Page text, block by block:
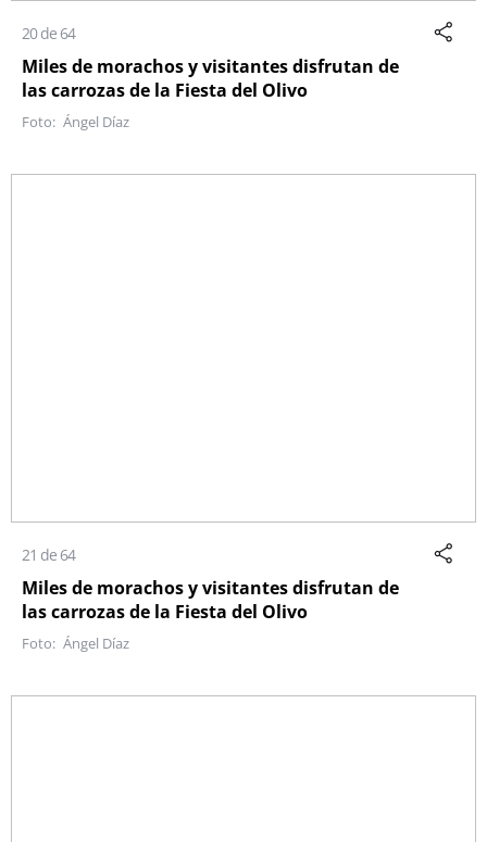
20 de 64
Miles de morachos y visitantes disfrutan de
las carrozas de la Fiesta del Olivo
Ángel Díaz
21 de 64
Miles de morachos y visitantes disfrutan de
las carrozas de la Fiesta del Olivo
Ángel Díaz